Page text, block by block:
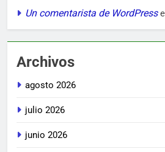
Un comentarista de WordPress
Archivos
agosto 2026
julio 2026
junio 2026